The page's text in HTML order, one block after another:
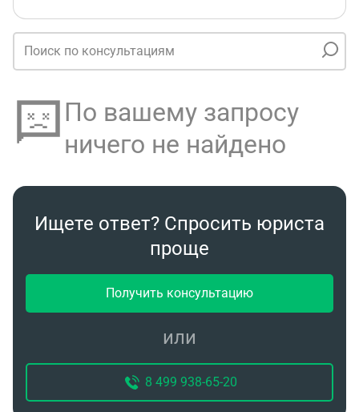
По вашему запросу
ничего не найдено
Ищете ответ? Спросить юриста
проще
Получить консультацию
или
8 499 938-65-20